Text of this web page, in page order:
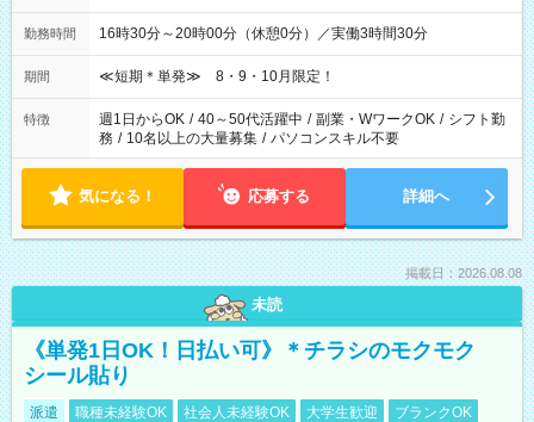
勤務時間 16時30分～20時00分（休憩0分）／実働3時間30分
期間 ≪短期＊単発≫ 8・9・10月限定！
特徴 週1日からOK / 40～50代活躍中 / 副業・WワークOK / シフト勤
務 / 10名以上の大量募集 / パソコンスキル不要
気になる！ 応募する 詳細へ
掲載日：2026.08.08
未読
《単発1日OK！日払い可》＊チラシのモクモク
シール貼り
派遣 職種未経験OK 社会人未経験OK 大学生歓迎
ブランクOK